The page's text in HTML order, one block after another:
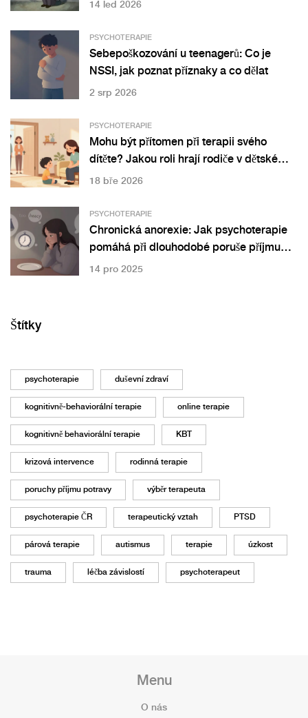
14 led 2026
PSYCHOTERAPIE
Sebepoškozování u teenagerů: Co je
NSSI, jak poznat příznaky a co dělat
2 srp 2026
PSYCHOTERAPIE
Mohu být přítomen při terapii svého
dítěte? Jakou roli hrají rodiče v dětské
psychoterapii
18 bře 2026
PSYCHOTERAPIE
Chronická anorexie: Jak psychoterapie
pomáhá při dlouhodobé poruše příjmu
potravy
14 pro 2025
Štítky
psychoterapie duševní zdraví
kognitivně-behaviorální terapie online terapie
kognitivně behaviorální terapie KBT
krizová intervence rodinná terapie
poruchy příjmu potravy výběr terapeuta
psychoterapie ČR terapeutický vztah PTSD
párová terapie autismus terapie úzkost
trauma léčba závislostí psychoterapeut
Menu
O nás